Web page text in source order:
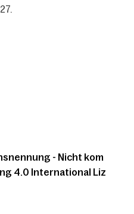
- Nicht kom
4.0 International Liz